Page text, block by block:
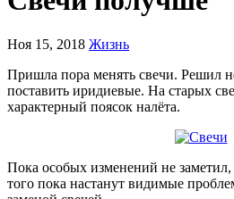
Ноя 15, 2018 Жизнь
Пришла пора менять свечи. Решил
поставить иридиевые. На старых
характерный поясок налёта.
Пока особых изменений не
того пока настанут видимые